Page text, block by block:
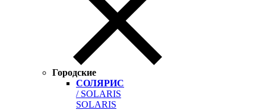
Городские
СОЛЯРИС
/ SOLARIS
SOLARIS